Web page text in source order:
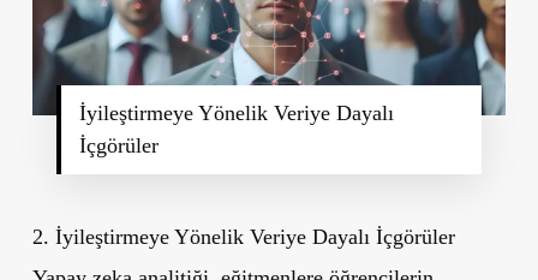
İyileştirmeye Yönelik Veriye Dayalı
İçgörüler
2. İyileştirmeye Yönelik Veriye Dayalı İçgörüler